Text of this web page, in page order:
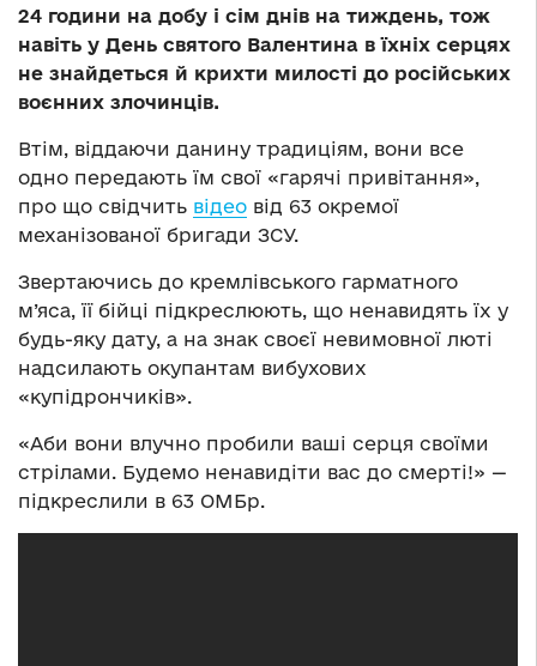
24 години на добу і сім днів на тиждень, тож
навіть у День святого Валентина в їхніх серцях
не знайдеться й крихти милості до російських
воєнних злочинців.
Втім, віддаючи данину традиціям, вони все
одно передають їм свої «гарячі привітання»,
про що свідчить відео від 63 окремої
механізованої бригади ЗСУ.
Звертаючись до кремлівського гарматного
м’яса, її бійці підкреслюють, що ненавидять їх у
будь-яку дату, а на знак своєї невимовної люті
надсилають окупантам вибухових
«купідрончиків».
«Аби вони влучно пробили ваші серця своїми
стрілами. Будемо ненавидіти вас до смерті!» —
підкреслили в 63 ОМБр.